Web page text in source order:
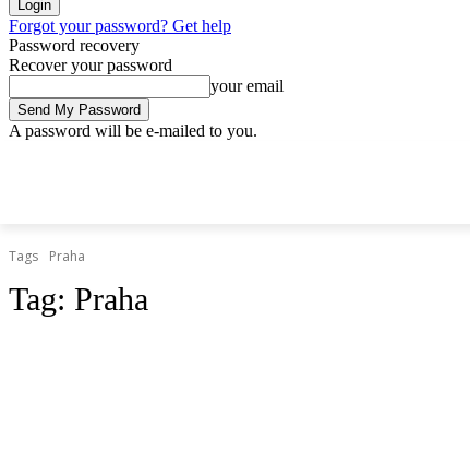
Forgot your password? Get help
Password recovery
Recover your password
your email
A password will be e-mailed to you.
Tags Praha
Tag: Praha